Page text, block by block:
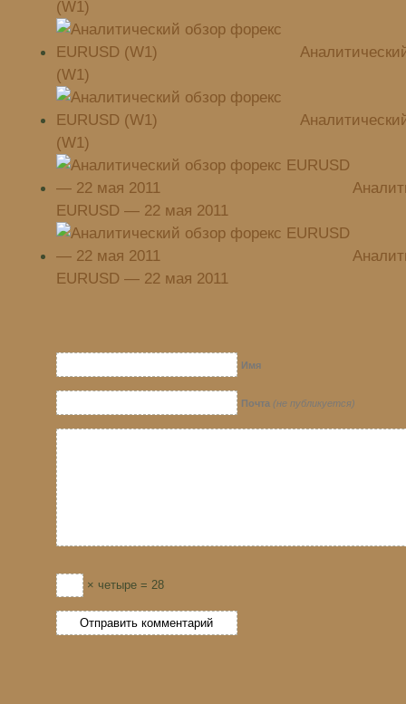
(W1)
(W1)
(W1)
EURUSD — 22 мая 2011
EURUSD — 22 мая 2011
Имя
Почта (не публикуется)
× четыре = 28